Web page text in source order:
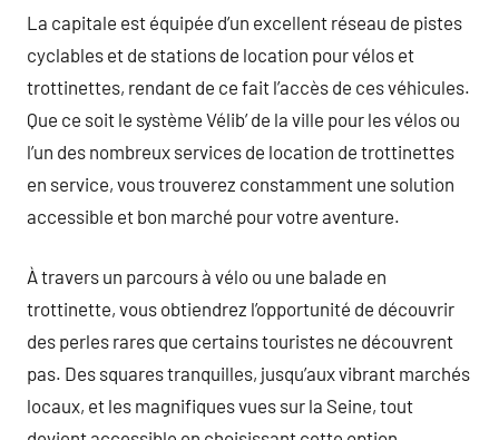
La capitale est équipée d’un excellent réseau de pistes
cyclables et de stations de location pour vélos et
trottinettes, rendant de ce fait l’accès de ces véhicules.
Que ce soit le système Vélib’ de la ville pour les vélos ou
l’un des nombreux services de location de trottinettes
en service, vous trouverez constamment une solution
accessible et bon marché pour votre aventure.
À travers un parcours à vélo ou une balade en
trottinette, vous obtiendrez l’opportunité de découvrir
des perles rares que certains touristes ne découvrent
pas. Des squares tranquilles, jusqu’aux vibrant marchés
locaux, et les magnifiques vues sur la Seine, tout